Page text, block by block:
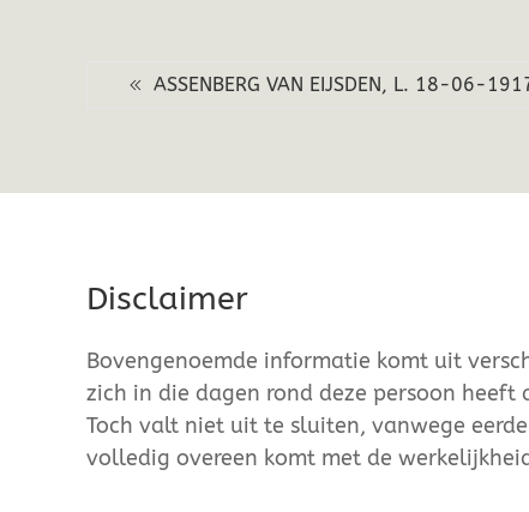
ASSENBERG VAN EIJSDEN, L. 18-06-
Disclaimer
Bovengenoemde informatie komt uit
zich in die dagen rond deze persoon heeft
Toch valt niet uit te sluiten, vanwege
volledig overeen komt met de